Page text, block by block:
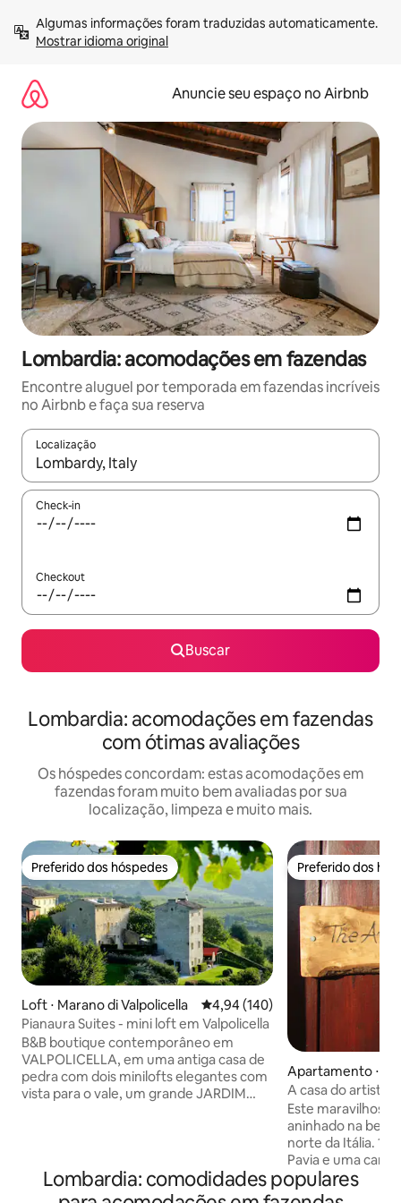
para
Mostrar idioma original
Anuncie seu espaço no Airbnb
Lombardia: acomodações em fazendas
Encontre aluguel por temporada em fazendas incríveis
no Airbnb e faça sua reserva
Localização
Quando os resultados estiverem disponíveis, explore-os
Check-in
Checkout
Buscar
Lombardia: acomodações em fazendas
com ótimas avaliações
Os hóspedes concordam: estas acomodações em
fazendas foram muito bem avaliadas por sua
localização, limpeza e muito mais.
Preferido dos hóspedes
Preferido dos hóspedes
Loft ⋅ Marano di Valpolicella 4,94 de uma avaliação média de
4,94 (140)
Pianaura Suites - mini loft em Valpolicella
B&B boutique contemporâneo em
VALPOLICELLA, em uma antiga casa de
pedra com dois minilofts elegantes com
vista para o vale, um grande JARDIM
a setembro, porque não é aquecida).
Sistema geotérmico ecológico para
Preferido dos
Preferido dos
Apartamento ⋅
A casa do artista
Este maravilhoso
aninhado na bela
norte da Itália. 10
Pavia e uma
pelos campos de
dos mosteiros
Lombardia: comodidades populares